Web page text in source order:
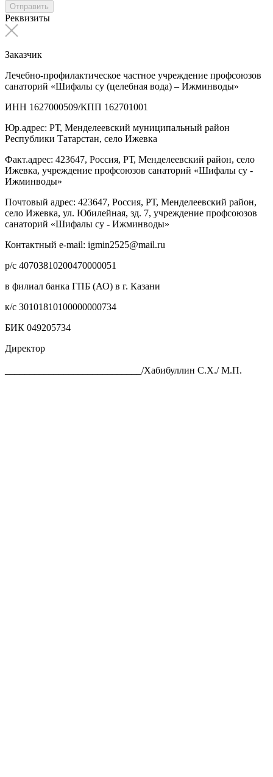
Отправить
Реквизиты
Заказчик
Лечебно-профилактическое частное учреждение профсоюзов
санаторий «Шифалы су (целебная вода) – Ижминводы»
ИНН 1627000509/КПП 162701001
Юр.адрес: РТ, Менделеевский муниципальный район
Республики Татарстан, село Ижевка
Факт.адрес: 423647, Россия, РТ, Менделеевский район, село
Ижевка, учреждение профсоюзов санаторий «Шифалы су -
Ижминводы»
Почтовый адрес: 423647, Россия, РТ, Менделеевский район,
село Ижевка, ул. Юбилейная, зд. 7, учреждение профсоюзов
санаторий «Шифалы су - Ижминводы»
Контактный e-mail: igmin2525@mail.ru
р/с 40703810200470000051
в филиал банка ГПБ (АО) в г. Казани
к/с 30101810100000000734
БИК 049205734
Директор
____________________________/Хабибуллин С.Х./ М.П.